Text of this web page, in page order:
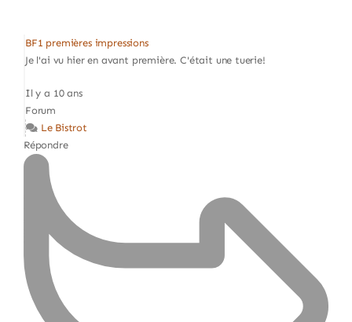
BF1 premières impressions
Je l'ai vu hier en avant première. C'était une tuerie!
Il y a 10 ans
Forum
Le Bistrot
Répondre